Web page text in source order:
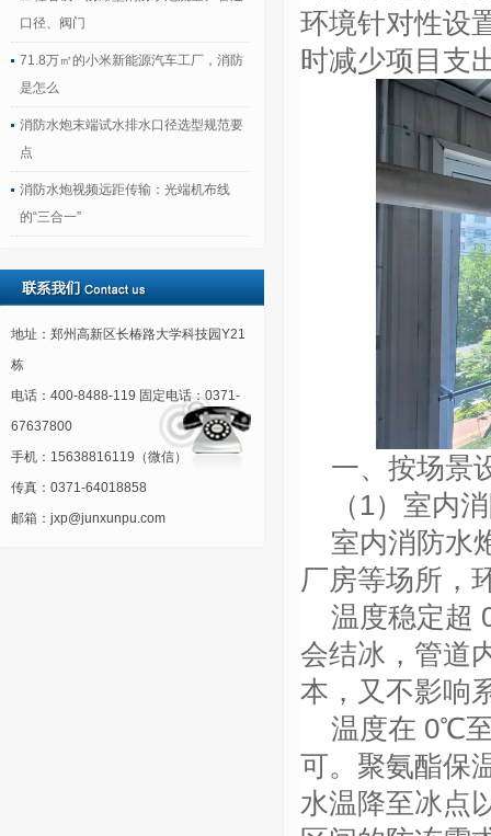
口径、阀门
71.8万㎡的小米新能源汽车工厂，消防
是怎么
消防水炮末端试水排水口径选型规范要
点
消防水炮视频远距传输：光端机布线
的“三合一”
地址：郑州高新区长椿路大学科技园Y21
栋
电话：400-8488-119 固定电话：0371-
67637800
手机：15638816119（微信）
传真：0371-64018858
邮箱：jxp@junxunpu.com
环境针对性设
时减少项目支
一、按场景
（ 1）室内
室内消防水
厂房等场所，
温度稳定超
会结冰，管道
本，又不影响
温度在 0℃
可。聚氨酯保
水温降至冰点